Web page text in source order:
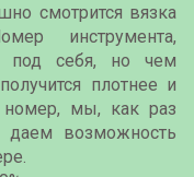
смотрится вязка
инструмента,
под себя, но чем
плотнее и
номер, мы, как раз
даем возможность